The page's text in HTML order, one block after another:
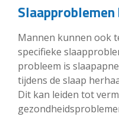
Slaapproblemen
Mannen kunnen ook
specifieke
probleem is
tijdens de slaap
Dit kan leiden tot